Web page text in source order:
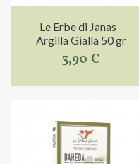
Le Erbe di Janas -
Argilla Gialla 50 gr
3,90 €